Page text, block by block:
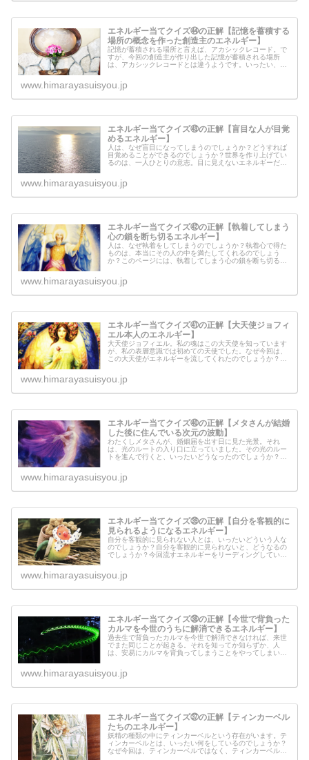
エネルギー当てクイズ㊹の正解【記憶を蓄積する
場所の概念を作った創造主のエネルギー】
記憶が蓄積される場所と言えば、アカシックレコード。で
すが、今回の創造主が作り出した記憶が蓄積される場所
は、アカシックレコードとは違うようです。いったい、そ
www.himarayasuisyou.jp
エネルギー当てクイズ㊸の正解【盲目な人が目覚
めるエネルギー】
人は、なぜ盲目になってしまうのでしょうか？どうすれば
目覚めることができるのでしょうか？世界を作り上げてい
るのは、一人ひとりの意志。目に見えないエネルギーだけ
www.himarayasuisyou.jp
エネルギー当てクイズ㊷の正解【執着してしまう
心の鎖を断ち切るエネルギー】
人は、なぜ執着をしてしまうのでしょうか？執着心で得た
ものは、本当にその人の中を満たしてくれるのでしょう
か？このページには、執着してしまう心の鎖を断ち切るエ
www.himarayasuisyou.jp
エネルギー当てクイズ㊶の正解【大天使ジョフィ
エル本人のエネルギー】
大天使ジョフィエル。私の魂はこの大天使を知っています
が、私の表層意識では初めての天使でした。なぜ今回は、
この大天使がエネルギーを流してくれたのでしょうか？大
んでみてください。
www.himarayasuisyou.jp
エネルギー当てクイズ㊵の正解【メタさんが結婚
した後に住んでいる次元の波動】
わたくしメタさんが、婚姻届を出す日に見た光景。それ
は、光のルートの入り口に立っていました。その光のルー
トを進んで行くと、いったいどうなったのでしょうか？今
ト」の波動を感じていただければと思...
www.himarayasuisyou.jp
エネルギー当てクイズ㊴の正解【自分を客観的に
見られるようになるエネルギー】
自分を客観的に見られない人とは、いったいどういう人な
のでしょうか？自分を客観的に見られないと、どうなるの
でしょうか？今回流すエネルギーをリーディングしている
わかりました。口には出してくれな...
www.himarayasuisyou.jp
エネルギー当てクイズ㊳の正解【今世で背負った
カルマを今世のうちに解消できるエネルギー】
過去生で背負ったカルマを今世で解消できなければ、来世
でまた同じことが起きる。それを知ってか知らずか、人
は、安易にカルマを背負ってしまうことをやってしまいま
間違ってやってしまったことを今世の...
www.himarayasuisyou.jp
エネルギー当てクイズ㊲の正解【ティンカーベル
たちのエネルギー】
妖精の種類の中にティンカーベルという存在がいます。テ
ィンカーベルとは、いったい何をしているのでしょうか？
なぜ今回は、ティンカーベルではなく、ティンカーベルた